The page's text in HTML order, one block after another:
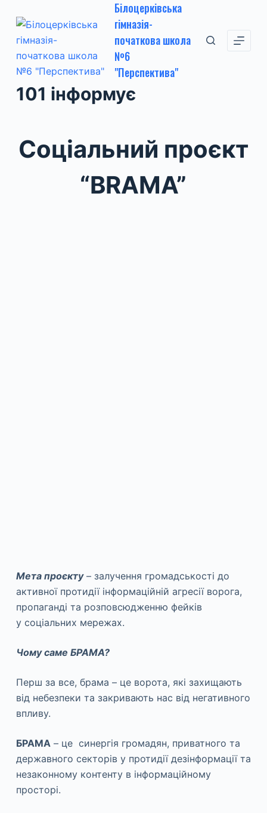
П
е
р
е
й
т
Білоцерківська
гімназія-
початкова школа
№6
"Перспектива"
101 інформує
Соціальний проєкт
“BRAMA”
Мета проєкту– залучення громадськості до
активної протидії інформаційній агресії ворога,
пропаганді та розповсюдженню фейків
у соціальних мережах.
Чому саме БРАМА?
Перш за все, брама – це ворота, які захищають
від небезпеки та закривають нас від негативного
впливу.
БРАМА– це синергія громадян, приватного та
державного секторів у протидії дезінформації та
незаконному контенту в інформаційному
просторі.